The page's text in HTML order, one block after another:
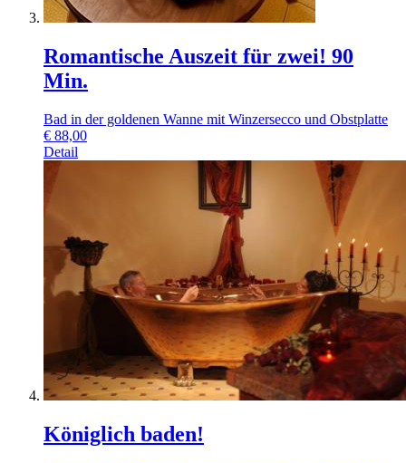
Romantische Auszeit für zwei! 90
Min.
Bad in der goldenen Wanne mit Winzersecco und Obstplatte
€ 88,00
Detail
Königlich baden!